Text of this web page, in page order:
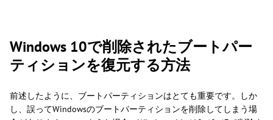
Windows 10で削除されたブートパー
ティションを復元する方法
前述したように、ブートパーティションはとても重要です。しか
し、誤ってWindowsのブートパーティションを削除してしまう場